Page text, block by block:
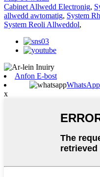
Cabinet Allwedd Electronig,
allwedd awtomatig, System
System Reoli Allweddol,
Anfon E-bost
WhatsApp
x